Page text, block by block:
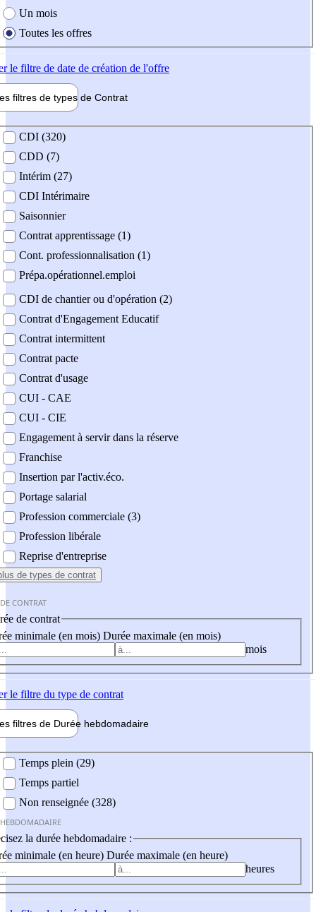
Un mois
Toutes les offres
le filtre de date de création de l'offre
filtres de types de Contrat
contrat
CDI (320)
CDD (7)
Intérim (27)
CDI Intérimaire
Saisonnier
Contrat apprentissage (1)
Cont. professionnalisation (1)
Prépa.opérationnel.emploi
CDI de chantier ou d'opération (2)
Contrat d'Engagement Educatif
Contrat intermittent
Contrat pacte
Contrat d'usage
CUI - CAE
CUI - CIE
Engagement à servir dans la réserve
Franchise
Insertion par l'activ.éco.
Portage salarial
Profession commerciale (3)
Profession libérale
Reprise d'entreprise
de types de contrat
CONTRAT
de contrat
minimale (en mois) Durée maximale (en mois)
mois
le filtre du type de contrat
filtres de Durée hebdomadaire
Temps plein (29)
Temps partiel
Non renseignée (328)
la durée hebdomadaire :
minimale (en heure) Durée maximale (en heure)
heures